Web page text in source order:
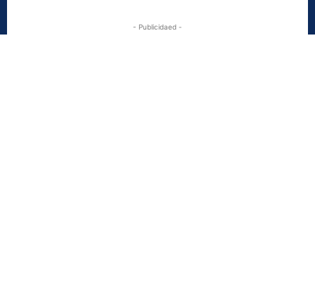
- Publicidaed -